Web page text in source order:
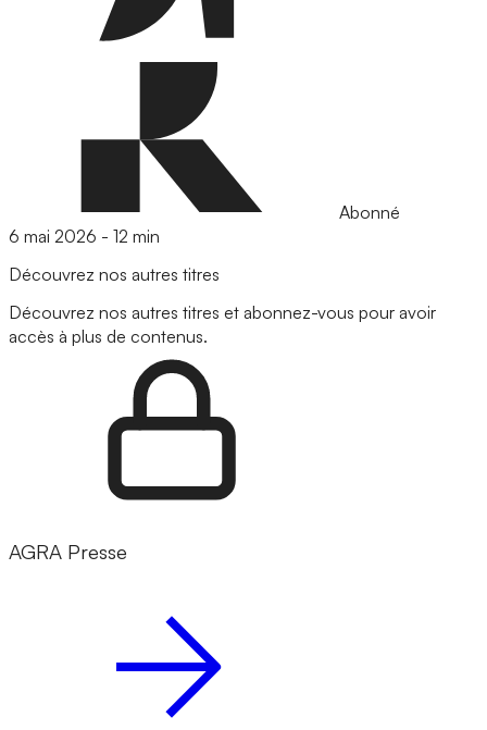
Abonné
6 mai 2026 - 12 min
Découvrez nos autres titres
Découvrez nos autres titres et abonnez-vous pour avoir
accès à plus de contenus.
AGRA Presse